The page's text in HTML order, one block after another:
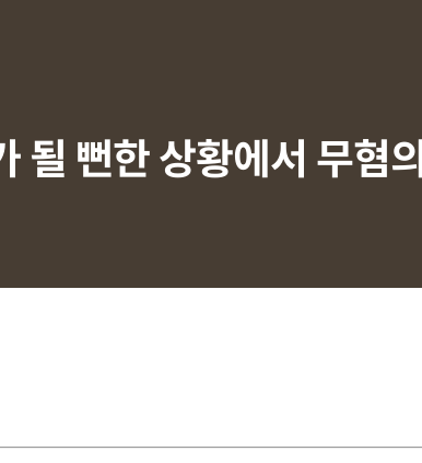
될 뻔한 상황에서 무혐